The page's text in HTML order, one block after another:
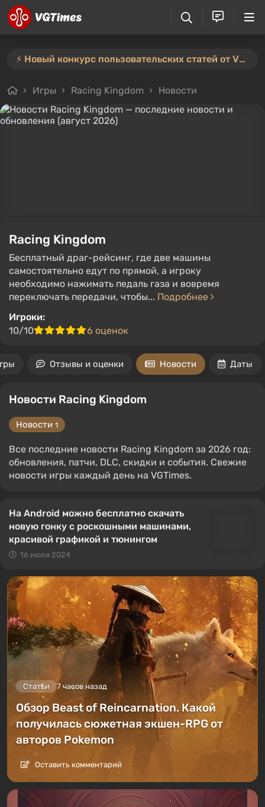
⚡️ Новый конкурс пользовательских статей от VGTimes — участвуйте тут ⚡️
Игры Racing Kingdom Новости
Racing Kingdom
Бесплатный драг-рейсинг, где две машины
самостоятельно едут по прямой, а игроку
необходимо нажимать педаль газа и вовремя
переключать передачи, чтобы... Подробнее
Игроки:
10/10
6 оценок
Отзывы и оценки Новости Даты
Новости Racing Kingdom
Новости 1
Все последние новости Racing Kingdom за 2026 год:
обновления, патчи, DLC, скидки и события. Свежие
новости игры каждый день на VGTimes.
На Android можно бесплатно скачать
новую гонку с роскошными машинами,
красивой графикой и тюнингом
16 июля 2024
Статьи 7 часов назад
Обзор Beast of Reincarnation. Какой
получилась сюжетная экшен-RPG от
авторов Pokemon
Оставить комментарий